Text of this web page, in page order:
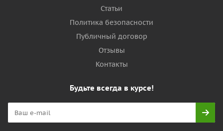
Статьи
Политика безопасности
Публичный договор
Отзывы
Контакты
Будьте всегда в курсе!